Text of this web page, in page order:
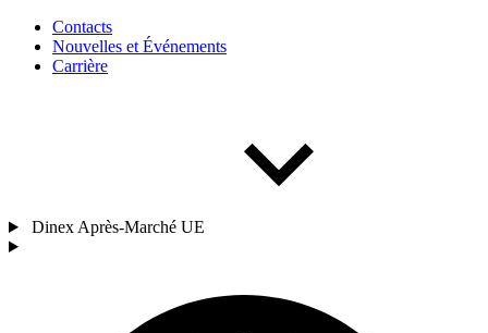
Contacts
Nouvelles et Événements
Carrière
Dinex Après-Marché UE